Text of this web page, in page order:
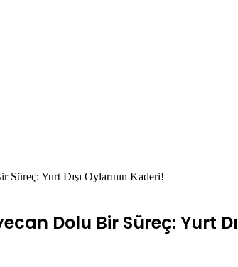
Yurt Dışı Oylarının Kaderi!
Dolu Bir Süreç: Yurt